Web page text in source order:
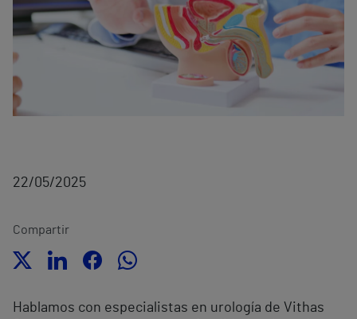
22/05/2025
Compartir
Hablamos con especialistas en urología de Vithas